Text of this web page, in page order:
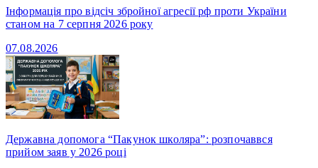
Інформація про відсіч збройної агресії рф проти України
станом на 7 серпня 2026 року
07.08.2026
Державна допомога “Пакунок школяра”: розпочаввся
прийом заяв у 2026 році